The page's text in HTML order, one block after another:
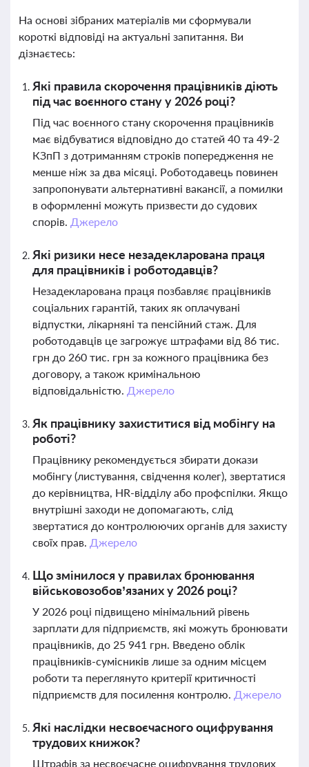
На основі зібраних матеріалів ми сформували
короткі відповіді на актуальні запитання. Ви
дізнаєтесь:
Які правила скорочення працівників діють
під час воєнного стану у 2026 році?
Під час воєнного стану скорочення працівників
має відбуватися відповідно до статей 40 та 49-2
КЗпП з дотриманням строків попередження не
менше ніж за два місяці. Роботодавець повинен
запропонувати альтернативні вакансії, а помилки
в оформленні можуть призвести до судових
спорів. Джерело
Які ризики несе незадекларована праця
для працівників і роботодавців?
Незадекларована праця позбавляє працівників
соціальних гарантій, таких як оплачувані
відпустки, лікарняні та пенсійний стаж. Для
роботодавців це загрожує штрафами від 86 тис.
грн до 260 тис. грн за кожного працівника без
договору, а також кримінальною
відповідальністю. Джерело
Як працівнику захиститися від мобінгу на
роботі?
Працівнику рекомендується збирати докази
мобінгу (листування, свідчення колег), звертатися
до керівництва, HR-відділу або профспілки. Якщо
внутрішні заходи не допомагають, слід
звертатися до контролюючих органів для захисту
своїх прав. Джерело
Що змінилося у правилах бронювання
військовозобов’язаних у 2026 році?
У 2026 році підвищено мінімальний рівень
зарплати для підприємств, які можуть бронювати
працівників, до 25 941 грн. Введено облік
працівників-сумісників лише за одним місцем
роботи та переглянуто критерії критичності
підприємств для посилення контролю. Джерело
Які наслідки несвоєчасного оцифрування
трудових книжок?
Штрафів за несвоєчасне оцифрування трудових